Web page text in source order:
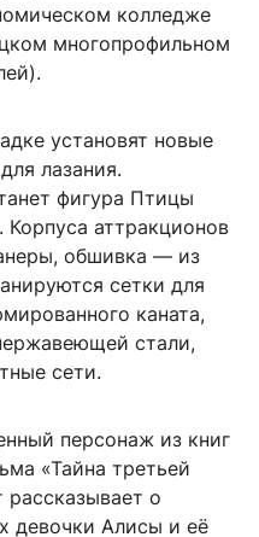
колледже
многопрофильном
установят новые
лазания.
фигура Птицы
Корпуса аттракционов
обшивка — из
сетки для
каната,
стали,
сети.
персонаж из книг
«Тайна третьей
о
девочки Алисы и её